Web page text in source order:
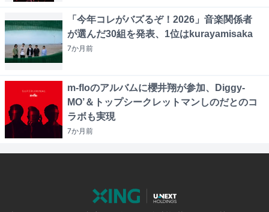
「今年コレがバズるぞ！2026」音楽関係者
が選んだ30組を発表、1位はkurayamisaka
7か月前
m-floのアルバムに櫻井翔が参加、Diggy-
MO’＆トップシークレットマンしのだとのコ
ラボも実現
7か月前